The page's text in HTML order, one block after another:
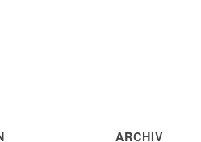
ARCHIV